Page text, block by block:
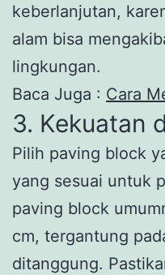
keberlanjutan,
alam bisa
lingkungan.
Baca Juga : Cara
3. Kekuatan
Pilih paving block
yang sesuai untuk
paving block
cm, tergantung
ditanggung.